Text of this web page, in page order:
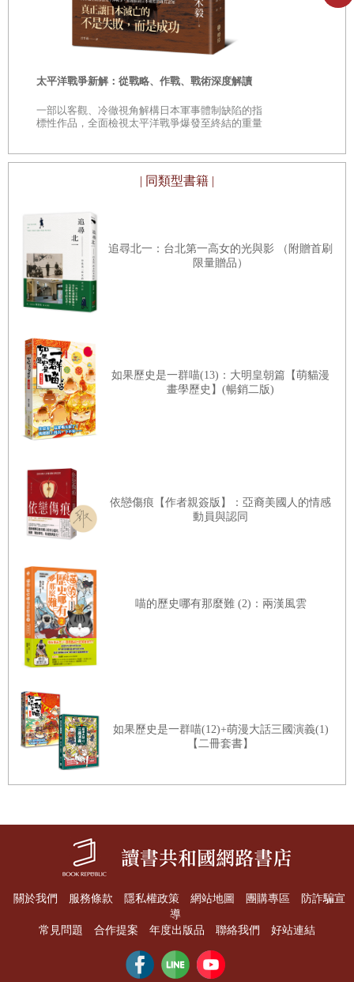
太平洋戰爭新解：從戰略、作戰、戰術深度解讀
一部以客觀、冷徹視角解構日本軍事體制缺陷的指
標性作品，全面檢視太平洋戰爭爆發至終結的重量
| 同類型書籍 |
追尋北一：台北第一高女的光與影 （附贈首刷
限量贈品）
如果歷史是一群喵(13)：大明皇朝篇【萌貓漫
畫學歷史】(暢銷二版)
依戀傷痕【作者親簽版】：亞裔美國人的情感
動員與認同
喵的歷史哪有那麼難 (2)：兩漢風雲
如果歷史是一群喵(12)+萌漫大話三國演義(1)
【二冊套書】
關於我們 服務條款 隱私權政策 網站地圖 團購專區
防詐騙宣
導
常見問題
合作提案 年度出版品 聯絡我們 好站連結